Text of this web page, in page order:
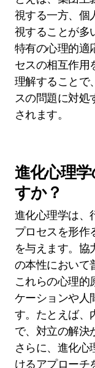
文化的変異
響しますか？
文化的変異は、
影響を与えるこ
形作ります。異
配偶者選択や育
視することが
特有の心理的適
セスの相互作用
理解することで
スの問題に対処
されます。
進化心理
すか？
進化心理学は、
プロセスを形作